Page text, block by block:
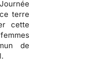
terre
cette
de